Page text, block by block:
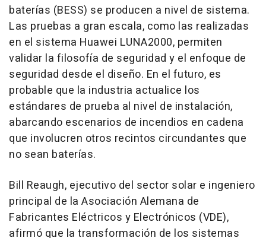
baterías (BESS) se producen a nivel de sistema.
Las pruebas a gran escala, como las realizadas
en el sistema Huawei LUNA2000, permiten
validar la filosofía de seguridad y el enfoque de
seguridad desde el diseño. En el futuro, es
probable que la industria actualice los
estándares de prueba al nivel de instalación,
abarcando escenarios de incendios en cadena
que involucren otros recintos circundantes que
no sean baterías.
Bill Reaugh, ejecutivo del sector solar e ingeniero
principal de la Asociación Alemana de
Fabricantes Eléctricos y Electrónicos (VDE),
afirmó que la transformación de los sistemas